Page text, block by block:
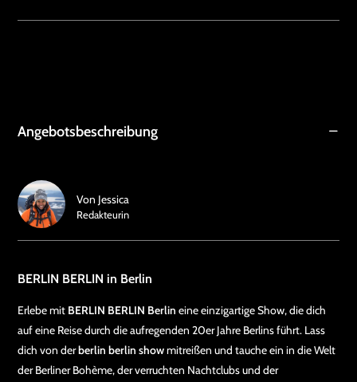
Angebotsbeschreibung
BERLIN BERLIN in Berlin
Erlebe mit BERLIN BERLIN Berlin eine einzigartige Show, die dich
auf eine Reise durch die aufregenden 20er Jahre Berlins führt. Lass
dich von derberlin berlin showmitreißen und tauche ein in die Welt
der Berliner Bohème, der verruchten Nachtclubs und der
Von Jessica
Redakteurin